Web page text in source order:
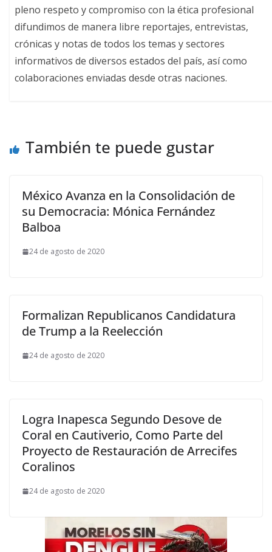
pleno respeto y compromiso con la ética profesional
difundimos de manera libre reportajes, entrevistas,
crónicas y notas de todos los temas y sectores
informativos de diversos estados del país, así como
colaboraciones enviadas desde otras naciones.
También te puede gustar
México Avanza en la Consolidación de
su Democracia: Mónica Fernández
Balboa
24 de agosto de 2020
Formalizan Republicanos Candidatura
de Trump a la Reelección
24 de agosto de 2020
Logra Inapesca Segundo Desove de
Coral en Cautiverio, Como Parte del
Proyecto de Restauración de Arrecifes
Coralinos
24 de agosto de 2020